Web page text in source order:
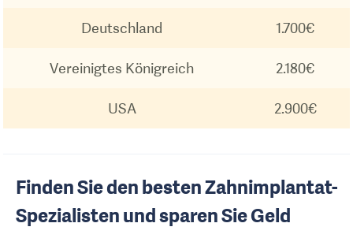
Deutschland 1.700€
Vereinigtes Königreich 2.180€
USA 2.900€
Finden Sie den besten Zahnimplantat-
Spezialisten und sparen Sie Geld